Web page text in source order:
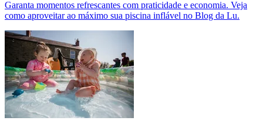
Garanta momentos refrescantes com praticidade e economia. Veja
como aproveitar ao máximo sua piscina inflável no Blog da Lu.